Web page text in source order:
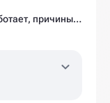
Вестибулярный аппарат: как работает, причины нарушений и как тренировать?